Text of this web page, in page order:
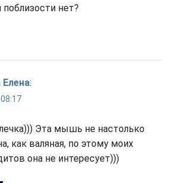
нет?
Елена:
Эта мышь не настолько
как валяная, по этому моих
она не интересует)))